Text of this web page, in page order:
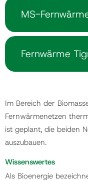
Politik
MS-
Fernwärme
Im Bereich der
Fernwärmenetzen
ist geplant, die beiden
auszubauen.
Wissenswertes
Als Bioenergie